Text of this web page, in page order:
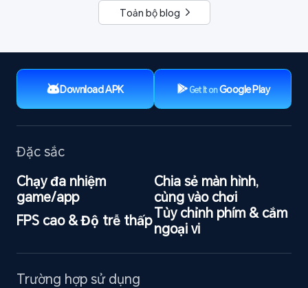
Toàn bộ blog
Download APK Get It onGoogle Play
Đặc sắc
Chạy đa nhiệm
game/app
Chia sẻ màn hình,
cùng vào chơi
FPS cao & Độ trễ thấpTùy chỉnh phím & cắm
ngoại vi
Trường hợp sử dụng